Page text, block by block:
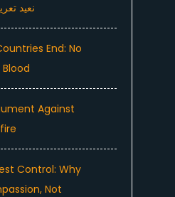
نعيد
End: No
Against
Control: Why
Not